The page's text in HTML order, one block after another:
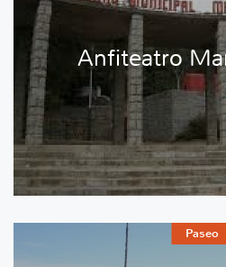
Anfiteatro
Paseo